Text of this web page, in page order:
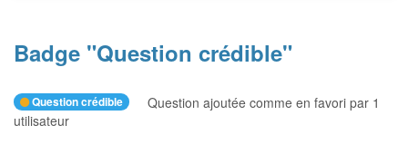
Badge "Question crédible"
Question crédible
Question ajoutée comme en favori par 1
utilisateur